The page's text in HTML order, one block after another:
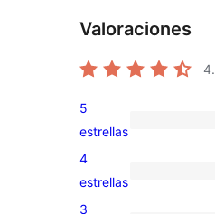
Valoraciones
1
valoración
de
5
estrellas
1
valoración
4
estrellas
3